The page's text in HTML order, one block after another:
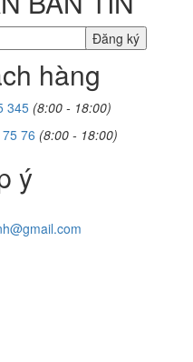
hàng
345 (8:00 - 18:00)
76 (8:00 - 18:00)
ý